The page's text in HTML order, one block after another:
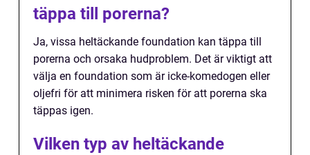
täppa till porerna?
Ja, vissa heltäckande foundation kan täppa till
porerna och orsaka hudproblem. Det är viktigt att
välja en foundation som är icke-komedogen eller
oljefri för att minimera risken för att porerna ska
täppas igen.
Vilken typ av heltäckande